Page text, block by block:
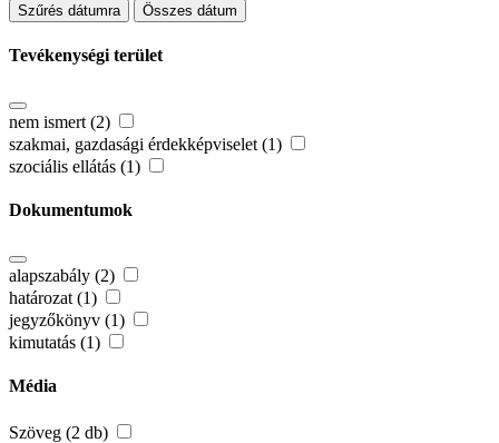
Szűrés dátumra Összes dátum
Tevékenységi terület
nem ismert (2)
szakmai, gazdasági érdekképviselet (1)
szociális ellátás (1)
Dokumentumok
alapszabály (2)
határozat (1)
jegyzőkönyv (1)
kimutatás (1)
Média
Szöveg (2 db)